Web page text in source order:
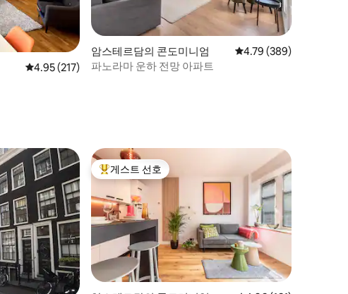
평점 4.95점(5점 만점), 후기 217개
4.95 (217)
암스테르담의 콘도미니엄 평점 4.79점(5점 만점),
4.79 (389)
파노라마 운하 전망 아파트
상위 게스트 선호
게스트 선호